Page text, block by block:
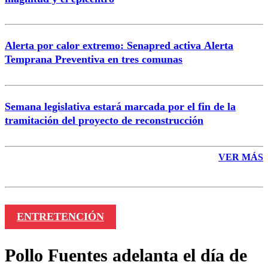
Alerta por calor extremo: Senapred activa Alerta
Temprana Preventiva en tres comunas
Semana legislativa estará marcada por el fin de la
tramitación del proyecto de reconstrucción
VER MÁS
ENTRETENCIÓN
Pollo Fuentes adelanta el día de